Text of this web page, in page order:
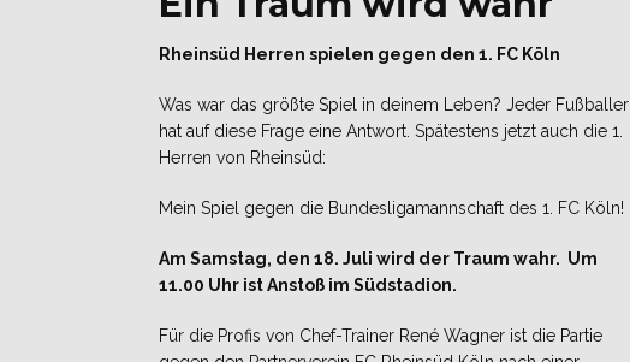
Rheinsüd Herren spielen gegen den 1. FC Köln
Was war das größte Spiel in deinem Leben? Jeder Fußballer
hat auf diese Frage eine Antwort. Spätestens jetzt auch die 1.
Herren von Rheinsüd:
Mein Spiel gegen die Bundesligamannschaft des 1. FC Köln!
Am Samstag, den 18. Juli wird der Traum wahr. Um
11.00 Uhr ist Anstoß im Südstadion.
Für die Profis von Chef-Trainer René Wagner ist die Partie